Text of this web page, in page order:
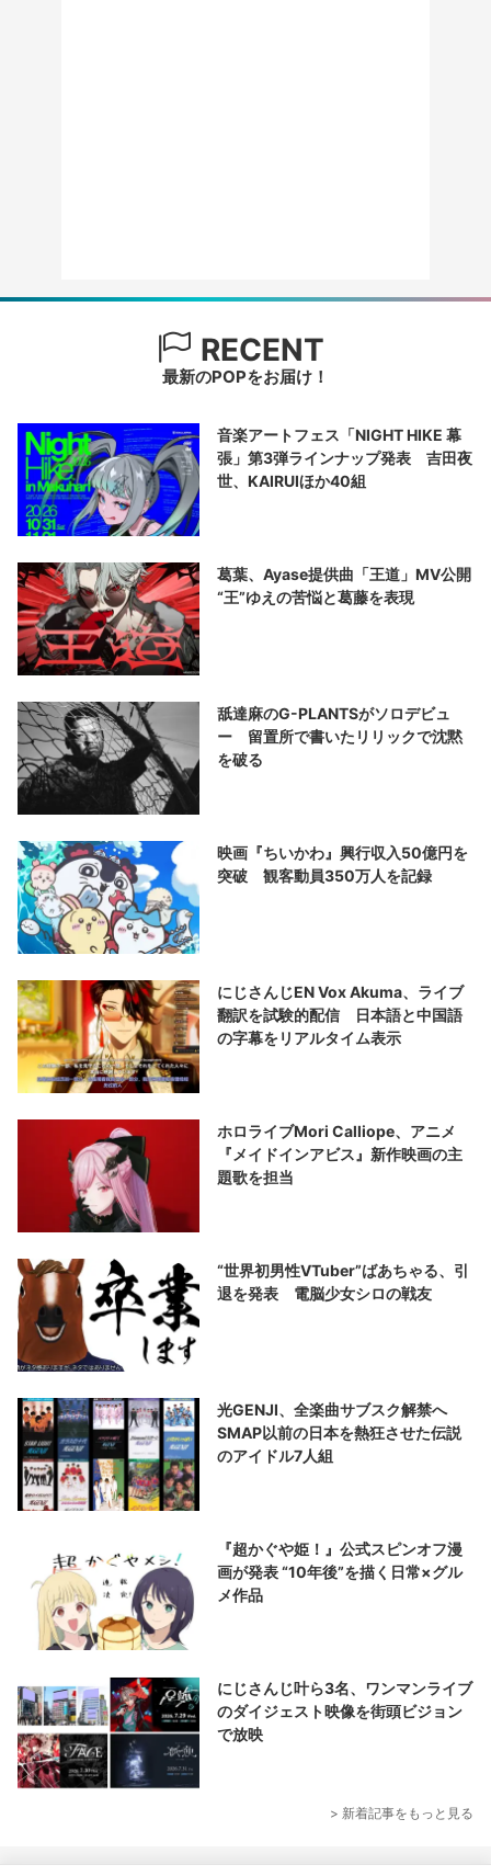
RECENT
最新のPOPをお届け！
音楽アートフェス「NIGHT HIKE 幕
張」第3弾ラインナップ発表 吉田夜
世、KAIRUIほか40組
葛葉、Ayase提供曲「王道」MV公開
“王”ゆえの苦悩と葛藤を表現
舐達麻のG-PLANTSがソロデビュ
ー 留置所で書いたリリックで沈黙
を破る
映画『ちいかわ』興行収入50億円を
突破 観客動員350万人を記録
にじさんじEN Vox Akuma、ライブ
翻訳を試験的配信 日本語と中国語
の字幕をリアルタイム表示
ホロライブMori Calliope、アニメ
『メイドインアビス』新作映画の主
題歌を担当
“世界初男性VTuber”ばあちゃる、引
退を発表 電脳少女シロの戦友
光GENJI、全楽曲サブスク解禁へ
SMAP以前の日本を熱狂させた伝説
のアイドル7人組
『超かぐや姫！』公式スピンオフ漫
画が発表 “10年後”を描く日常×グル
メ作品
にじさんじ叶ら3名、ワンマンライブ
のダイジェスト映像を街頭ビジョン
で放映
> 新着記事をもっと見る